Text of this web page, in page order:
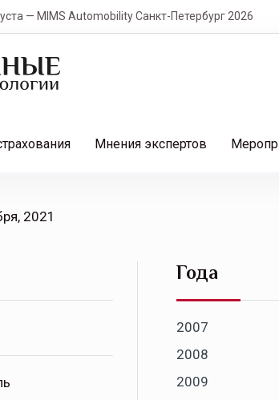
Automobility Санкт-Петербург 2026
Мнения экспертов
2021
Года
2007
2008
2009